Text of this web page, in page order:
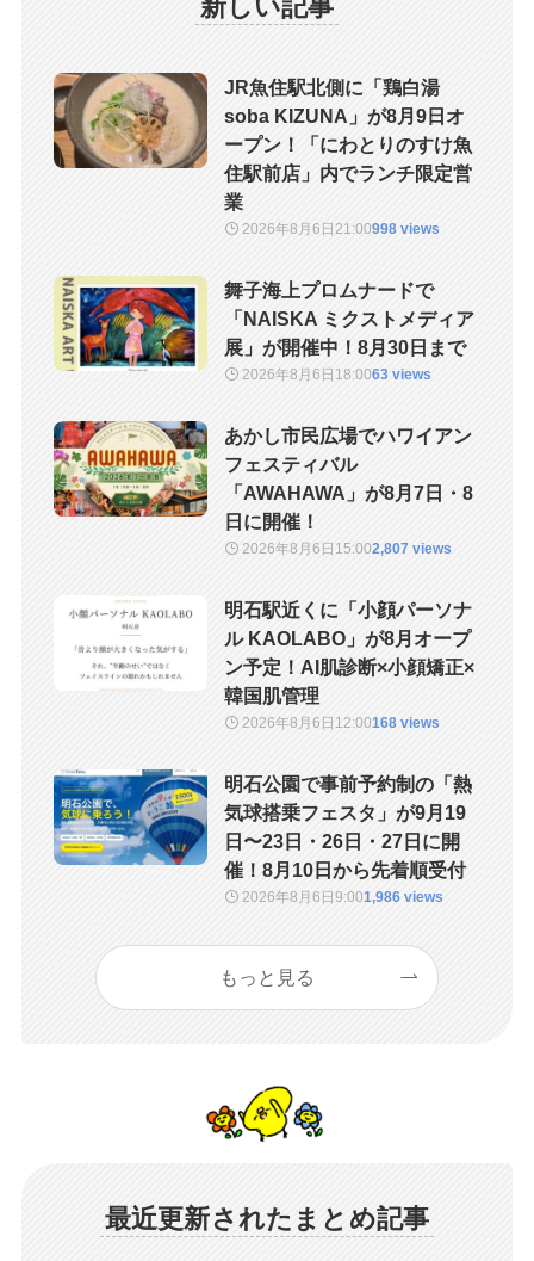
新しい記事
JR魚住駅北側に「鶏白湯
soba KIZUNA」が8月9日オ
ープン！「にわとりのすけ魚
住駅前店」内でランチ限定営
業
2026年8月6日21:00998 views
舞子海上プロムナードで
「NAISKA ミクストメディア
展」が開催中！8月30日まで
2026年8月6日 18:0063 views
あかし市民広場でハワイアン
フェスティバル
「AWAHAWA」が8月7日・8
日に開催！
2026年8月6日 15:002,807 views
明石駅近くに「小顔パーソナ
ル KAOLABO」が8月オープ
ン予定！AI肌診断×小顔矯正×
韓国肌管理
2026年8月6日 12:00168 views
明石公園で事前予約制の「熱
気球搭乗フェスタ」が9月19
日〜23日・26日・27日に開
催！8月10日から先着順受付
2026年8月6日9:001,986 views
もっと見る
最近更新されたまとめ記事